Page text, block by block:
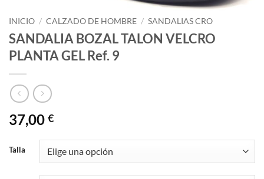
INICIO / CALZADO DE HOMBRE / SANDALIAS CRO
SANDALIA BOZAL TALON VELCRO
PLANTA GEL Ref. 9
37,00 €
Talla